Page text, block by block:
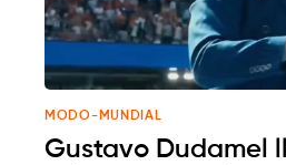
MODO-MUNDIAL
Gustavo Dudamel